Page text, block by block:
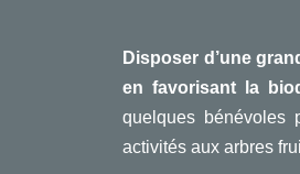
Disposer d’une
en favorisant la
quelques bénévoles
activités aux arbres